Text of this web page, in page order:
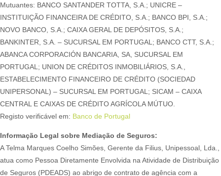
Mutuantes: BANCO SANTANDER TOTTA, S.A.; UNICRE –
INSTITUIÇÃO FINANCEIRA DE CRÉDITO, S.A.; BANCO BPI, S.A.;
NOVO BANCO, S.A.; CAIXA GERAL DE DEPÓSITOS, S.A.;
BANKINTER, S.A. – SUCURSAL EM PORTUGAL; BANCO CTT, S.A.;
ABANCA CORPORACIÓN BANCARIA, SA, SUCURSAL EM
PORTUGAL; UNION DE CRÉDITOS INMOBILIÁRIOS, S.A.,
ESTABELECIMENTO FINANCEIRO DE CRÉDITO (SOCIEDAD
UNIPERSONAL) – SUCURSAL EM PORTUGAL; SICAM – CAIXA
CENTRAL E CAIXAS DE CRÉDITO AGRÍCOLA MÚTUO.
Registo verificável em: Banco de Portugal
Informação Legal sobre Mediação de Seguros:
A Telma Marques Coelho Simões, Gerente da Filius, Unipessoal, Lda.,
atua como Pessoa Diretamente Envolvida na Atividade de Distribuição
de Seguros (PDEADS) ao abrigo de contrato de agência com a